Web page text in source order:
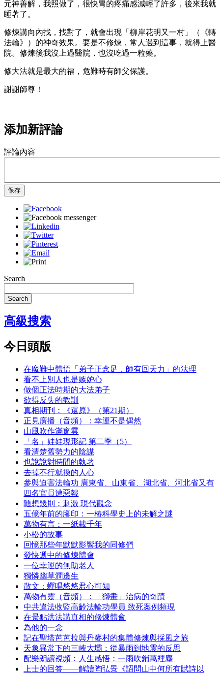
元神善解，我照做了，很快胃的疼痛感減輕了許多，後來我就
睡著了。
修煉講向內找，找對了，就會出現「柳岸花明又一村」（《轉
法輪》）的神奇效果。要是不修煉，常人遇到這事，就得上醫
院。修煉後我沒上過醫院，也沒吃過一粒藥。
修大法就是最大的福，危難時有師父保護。
謝謝師尊！
添加新評論
評論內容
保存
Search
Search
高級搜索
今日頭版
在魔難中體悟「弟子正念足，師有回天力」的法理
看不上別人也是嫉妒心
做個正法時期的大法弟子
欲得反失的教訓
真相期刊：《還原》（第21期）
正見廣播（音頻）：幸運不是偶然
山風吹作滿窗雲
「名」娃娃現形記 第二季（5）
看清楚舊勢力的陰謀
也說說對時間的執著
去掉不行就換的人心
參與迫害法輪功 廣東省、山東省、湖北省、河北省又有
四名官員遭惡報
隨想幾則：刺激 現代觀念
五億年前的腳印：一樁科學史上的未解之謎
萬物有言：一紙載千年
小松的故事
回憶那些年默默影響我的同修們
發快遞中的修煉體會
一位幸運的無助老人
獨憐幽草澗邊生
散文：蟬唱悠悠君心可知
萬物有靈（音頻）：「獅畫」治病的奇蹟
中共違法收監高齡法輪功學員 致死案例頻現
在景點洪法講真相的修煉體會
為他的一念
記在聖塔芭芭拉與丹麥村的集體修煉與採風之旅
天象異常下的三峽大壩：從暴雨到地震的反思
配樂朗讀視頻：人生感悟：一雨吹銷萬裡塵
上士的回答——解讀陶弘景《詔問山中何所有賦詩以